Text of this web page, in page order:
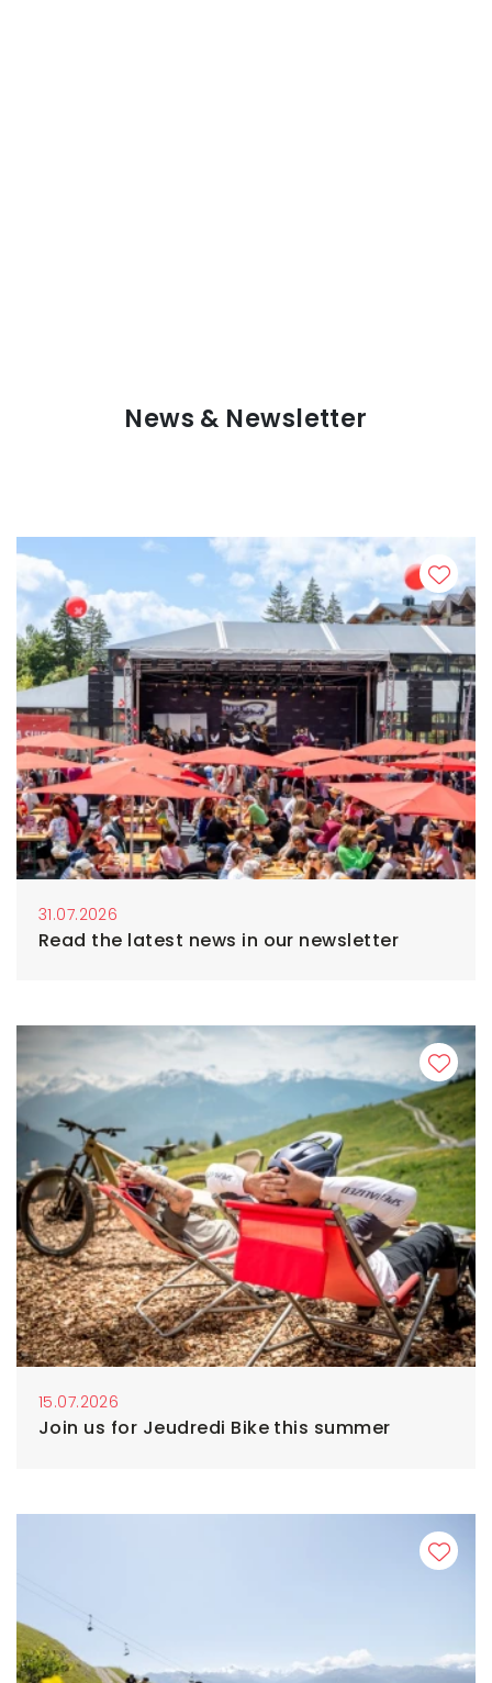
News & Newsletter
31.07.2026
Read the latest news in our newsletter
15.07.2026
Join us for Jeudredi Bike this summer